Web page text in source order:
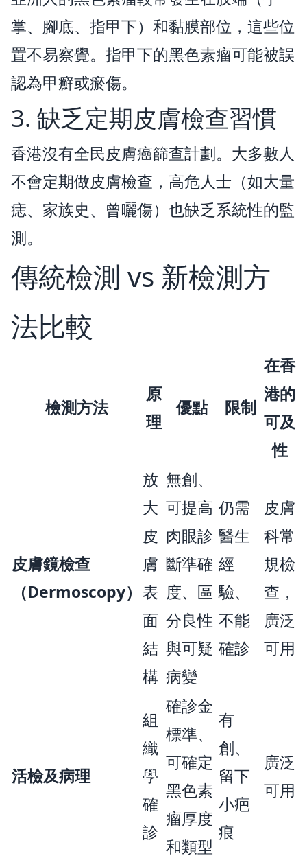
掌、腳底、指甲下）和黏膜部位，這些位
置不易察覺。指甲下的黑色素瘤可能被誤
認為甲癬或瘀傷。
3. 缺乏定期皮膚檢查習慣
香港沒有全民皮膚癌篩查計劃。大多數人
不會定期做皮膚檢查，高危人士（如大量
痣、家族史、曾曬傷）也缺乏系統性的監
測。
傳統檢測 vs 新檢測方
法比較
檢測方法
原
理
優點 限制
在香
港的
可及
性
皮膚鏡檢查
（Dermoscopy）
放
大
皮
膚
表
面
結
構
無創、
可提高
肉眼診
斷準確
度、區
分良性
與可疑
病變
仍需
醫生
經
驗、
不能
確診
皮膚
科常
規檢
查，
廣泛
可用
活檢及病理
組
織
學
確
診
確診金
標準、
可確定
黑色素
瘤厚度
和類型
有
創、
留下
小疤
痕
廣泛
可用